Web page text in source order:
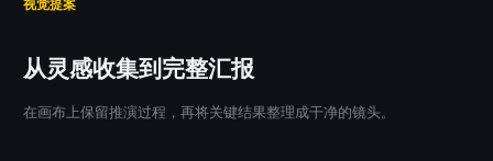
视觉提案
从灵感收集到完整汇报
在画布上保留推演过程，再将关键结果整理成干净的镜头。